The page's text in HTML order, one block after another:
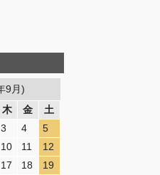
9月)
木 金
土
3 4
5
10 11
12
17 18
19